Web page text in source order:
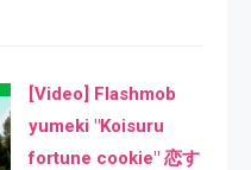
[Video] Flashmob
yumeki "Koisuru
fortune cookie" 恋す